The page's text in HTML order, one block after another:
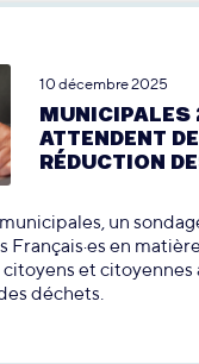
10 décembre 2025
MUNICIPALES
ATTENDENT
RÉDUCTION
un
Français·es en
citoyens et
déchets.